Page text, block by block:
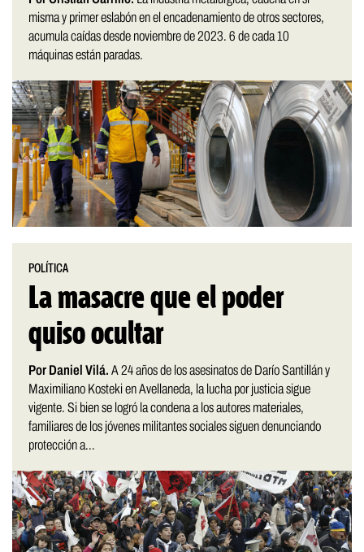
misma y primer eslabón en el encadenamiento de otros sectores,
acumula caídas desde noviembre de 2023. 6 de cada 10
máquinas están paradas.
POLÍTICA
La masacre que el poder
quiso ocultar
Por Daniel Vilá. A 24 años de los asesinatos de Darío Santillán y
Maximiliano Kosteki en Avellaneda, la lucha por justicia sigue
vigente. Si bien se logró la condena a los autores materiales,
familiares de los jóvenes militantes sociales siguen denunciando
protección a...